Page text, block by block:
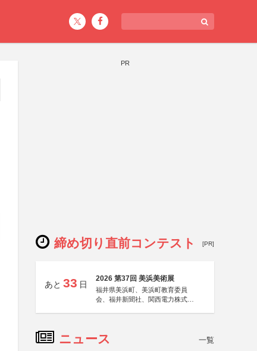
PR
締め切り直前コンテスト [PR]
あと 33 日
2026 第37回 美浜美術展
福井県美浜町、美浜町教育委員
会、福井新聞社、関西電力株式会
ニュース 一覧